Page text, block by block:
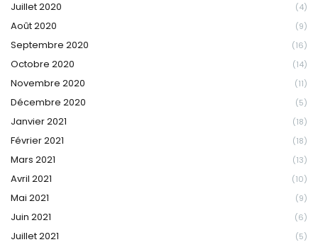
Juillet 2020 (4)
Août 2020 (9)
Septembre 2020 (16)
Octobre 2020 (14)
Novembre 2020 (11)
Décembre 2020 (5)
Janvier 2021 (18)
Février 2021 (18)
Mars 2021 (13)
Avril 2021 (10)
Mai 2021 (9)
Juin 2021 (6)
Juillet 2021 (5)